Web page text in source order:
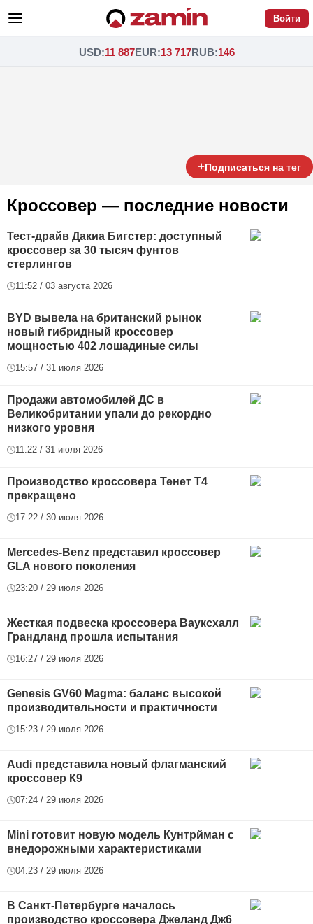
Войти
USD:11 887EUR:13 717RUB:146
+Подписаться на тег
Кроссовер — последние новости
Тест-драйв Дакиа Бигстер: доступный
кроссовер за 30 тысяч фунтов
стерлингов
11:52 / 03 августа 2026
BYD вывела на британский рынок
новый гибридный кроссовер
мощностью 402 лошадиные силы
15:57 / 31 июля 2026
Продажи автомобилей ДС в
Великобритании упали до рекордно
низкого уровня
11:22 / 31 июля 2026
Производство кроссовера Тенет Т4
прекращено
17:22 / 30 июля 2026
Mercedes-Benz представил кроссовер
GLA нового поколения
23:20 / 29 июля 2026
Жесткая подвеска кроссовера Вауксхалл
Грандланд прошла испытания
16:27 / 29 июля 2026
Genesis GV60 Magma: баланс высокой
производительности и практичности
15:23 / 29 июля 2026
Audi представила новый флагманский
кроссовер К9
07:24 / 29 июля 2026
Mini готовит новую модель Кунтрйман с
внедорожными характеристиками
04:23 / 29 июля 2026
В Санкт-Петербурге началось
производство кроссовера Джеланд Дж6